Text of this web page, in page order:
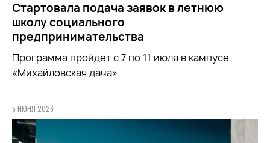
Стартовала подача заявок в летнюю
школу социального
предпринимательства
Программа пройдет с 7 по 11 июля в кампусе
«Михайловская дача»
5 ИЮНЯ 2026